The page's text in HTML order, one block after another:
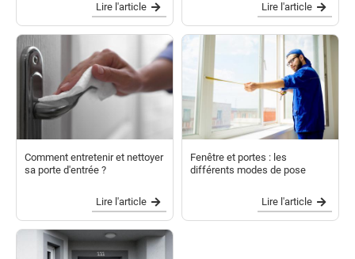
Lire l'article Lire l'article
Comment entretenir et nettoyer
sa porte d'entrée ?
Lire l'article
Fenêtre et portes : les
différents modes de pose
Lire l'article